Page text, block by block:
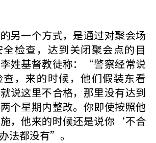
另一个方式，是通过对聚会场
检查，达到关闭聚会点的目
姓基督教徒称：“警察经常说
，来的时候，他们假装东看
说这里不合格，那里没有达到
个星期内整改。你即使按照他
，他来的时候还是说你‘不合
法都没有”。